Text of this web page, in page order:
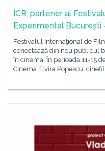
ICR, partener al
Experimental București
Festivalul Internaţional de
conectează din nou publicul
în cinema. În perioada 11-15
Cinema Elvira Popescu,